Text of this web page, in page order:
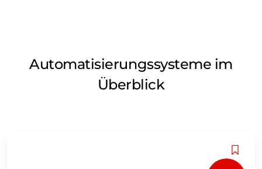
Automatisierungssysteme im
Überblick